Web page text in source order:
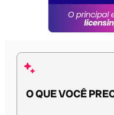
O QUE VOCÊ